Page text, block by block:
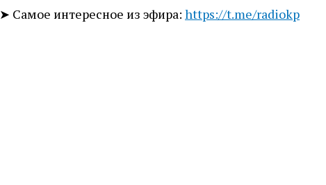
➤ Самое интересное из эфира: https://t.me/radiokp